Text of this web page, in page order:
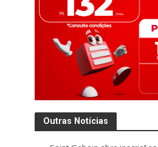
Outras Notícias